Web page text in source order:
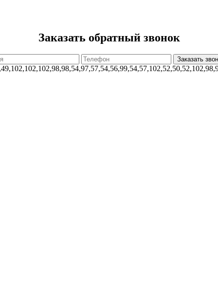
Заказать обратный звонок